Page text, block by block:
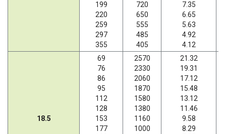
199
220
259
297
355
720
650
555
485
405
7.35
6.65
5.63
4.92
4.12
18.5
69
76
86
95
112
128
153
177
2570
2330
2060
1870
1580
1380
1160
1000
21.32
19.31
17.12
15.48
13.12
11.46
9.58
8.29